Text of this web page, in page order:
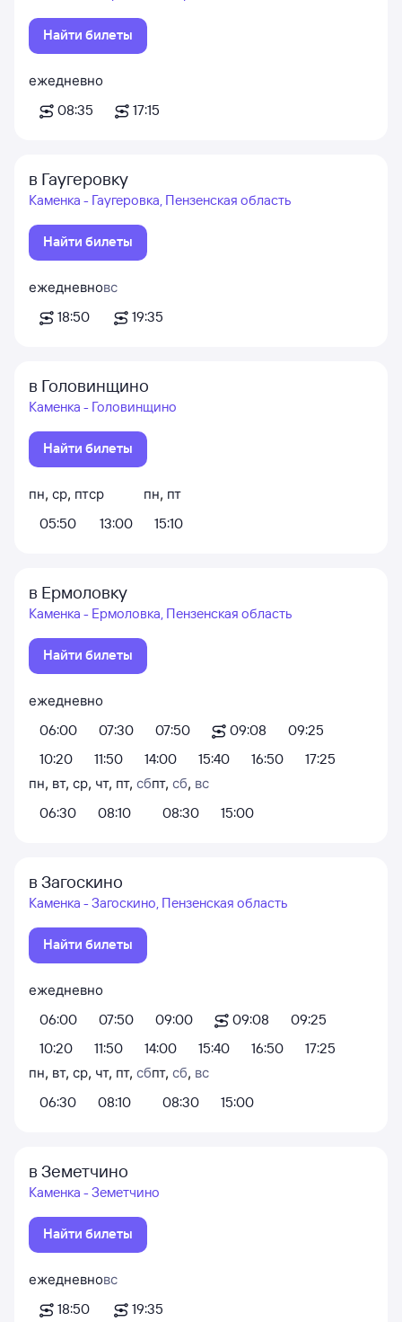
Найти билеты
ежедневно
08:35
17:15
в Гаугеровку
Каменка - Гаугеровка, Пензенская область
Найти билеты
ежедневно
18:50
вс
19:35
в Головинщино
Каменка - Головинщино
Найти билеты
пн, ср, пт
05:50
ср
13:00
пн, пт
15:10
в Ермоловку
Каменка - Ермоловка, Пензенская область
Найти билеты
ежедневно
06:00
07:30 07:50 09:08
09:25
10:20
11:50 14:00 15:40 16:50
17:25
пн, вт, ср, чт, пт, сб
06:30
08:10
пт, сб, вс
08:30
15:00
в Загоскино
Каменка - Загоскино, Пензенская область
Найти билеты
ежедневно
06:00
07:50 09:00 09:08
09:25
10:20
11:50 14:00 15:40 16:50
17:25
пн, вт, ср, чт, пт, сб
06:30
08:10
пт, сб, вс
08:30
15:00
в Земетчино
Каменка - Земетчино
Найти билеты
ежедневно
18:50
вс
19:35